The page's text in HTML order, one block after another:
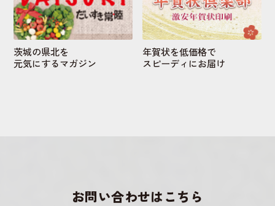
茨城の県北を
元気にするマガジン
年賀状を低価格で
スピーディにお届け
お問い合わせはこちら